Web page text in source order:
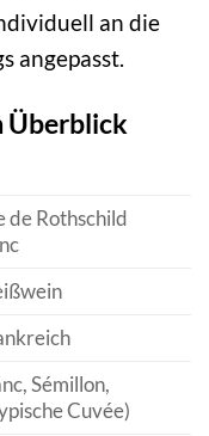
an die
angepasst.
Überblick
de Rothschild
Sémillon,
Cuvée)